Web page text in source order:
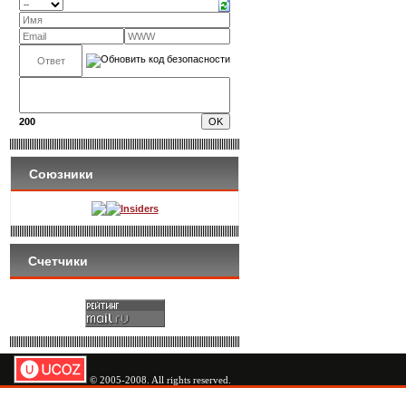
200
Союзники
Insiders
Счетчики
© 2005-2008. All rights reserved.